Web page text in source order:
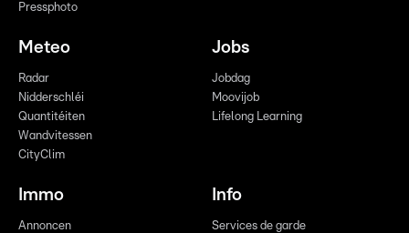
Pressphoto
Meteo
Radar
Nidderschléi
Quantitéiten
Wandvitessen
CityClim
Jobs
Jobdag
Moovijob
Lifelong Learning
Immo
Annoncen
Info
Services de garde